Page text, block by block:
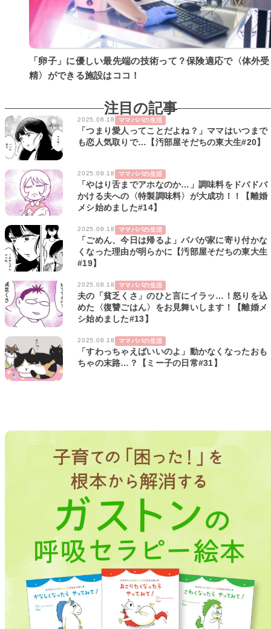
「卵子」に優しい最先端の技術って？保険適応で〈体外受
精〉ができる施設はココ！
注目の記事
2025.08.18 ママパパの生活
「つまり愛人ってことだよね？」ママはいつまで
も恋人気取りで…【汚部屋そだちの東大生#20】
2025.08.18 ママパパの生活
「やはり舌までアホなのか…」調味料をドバドバ
かける夫への〈特製調味料〉が大成功！！【離婚
メシ始めました#14】
2025.08.18 ママパパの生活
「ごめん、今日は帰るよ」パパが家に寄り付かな
くなった理由が明らかに【汚部屋そだちの東大生
#19】
2025.08.18 ママパパの生活
夫の「貧乏くさ」のひと言にイラッ…！怒りを込
めた〈復讐ごはん〉をお見舞いします！【離婚メ
シ始めました#13】
2025.08.18 ママパパの生活
「すわっちゃえばいいのよ」動かなくなったおも
ちゃの末路…？【ミー子の日常#31】